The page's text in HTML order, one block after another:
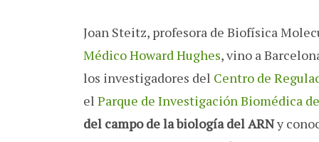
Joan Steitz, profesora de Biofísica
Médico Howard Hughes, vino a
los investigadores del Centro de
el Parque de Investigación Biomédica
del campo de la biología del ARNy